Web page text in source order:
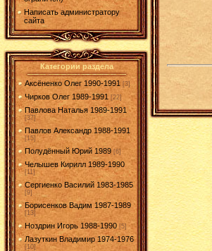
Написать администратору
сайта
Категории раздела
Аксёненко Олег 1990-1991 [3]
Чирков Олег 1989-1991 [22]
Павлова Наталья 1989-1991
[37]
Павлов Александр 1988-1991
[15]
Полудённый Юрий 1989 [6]
Челышев Кирилл 1989-1990
[11]
Сергиенко Василий 1983-1985
[9]
Борисенков Вадим 1987-1989
[13]
Ноздрин Игорь 1988-1990 [5]
Лазуткин Владимир 1974-1976
[10]